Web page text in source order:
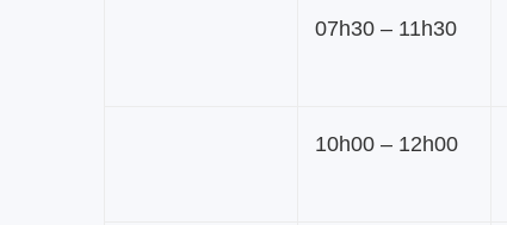
07h30 – 11h30
10h00 – 12h00